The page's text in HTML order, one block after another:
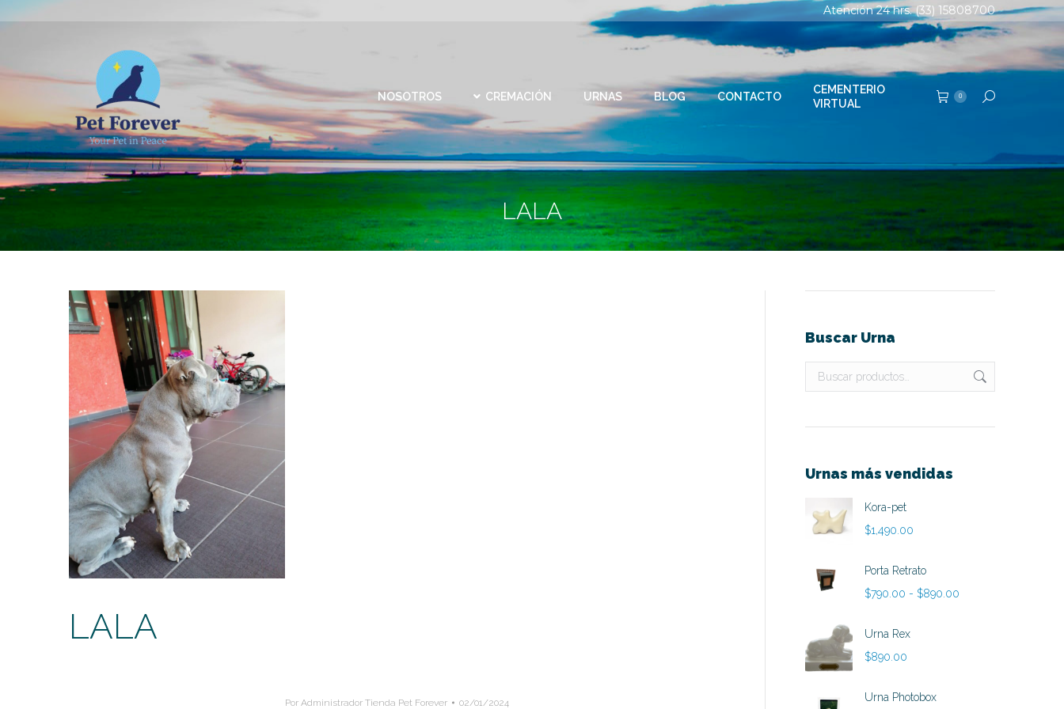
Atención 24 hrs. (33) 15808700
NOSOTROS CREMACIÓN URNAS BLOG CONTACTO
CEMENTERIO
VIRTUAL
0 Buscar:
LALA
LALA
PorAdministrador Tienda Pet Forever 02/01/2024
Buscar Urna
Urnas más vendidas
Kora-pet
$1,490.00
Porta Retrato
$790.00 - $890.00
Urna Rex
$890.00
Urna Photobox
CONTACTO
CEMENTERIO
VIRTUAL
0 Buscar: